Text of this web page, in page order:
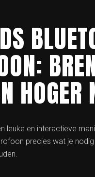
HOGER
leuke en interactieve
precies wat je